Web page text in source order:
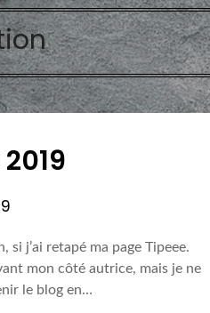
j’ai retapé ma page Tipeee.
mon côté autrice, mais je ne
le blog en…